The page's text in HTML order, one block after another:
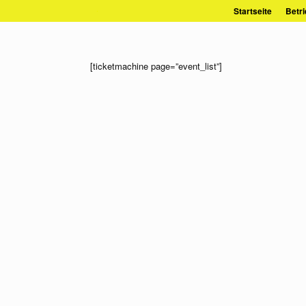
Inhalt
Startseite
[ticketmachine page=”event_list”]